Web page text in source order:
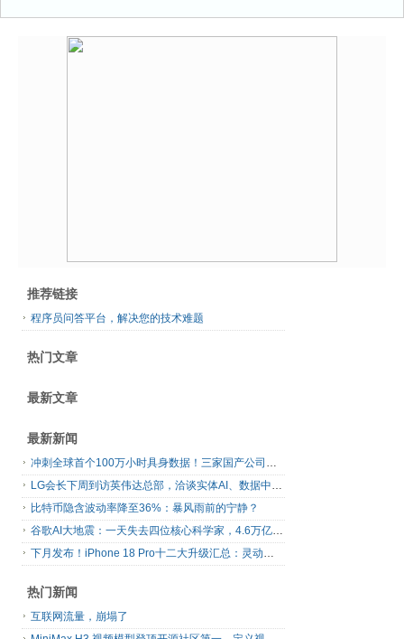
推荐链接
程序员问答平台，解决您的技术难题
热门文章
最新文章
最新新闻
冲刺全球首个100万小时具身数据！三家国产公司，联手了
LG会长下周到访英伟达总部，洽谈实体AI、数据中心、自动驾驶合作
比特币隐含波动率降至36%：暴风雨前的宁静？
谷歌AI大地震：一天失去四位核心科学家，4.6万亿美元巨头的重构之路
下月发布！iPhone 18 Pro十二大升级汇总：灵动岛首次缩小、首次2nm芯片
热门新闻
互联网流量，崩塌了